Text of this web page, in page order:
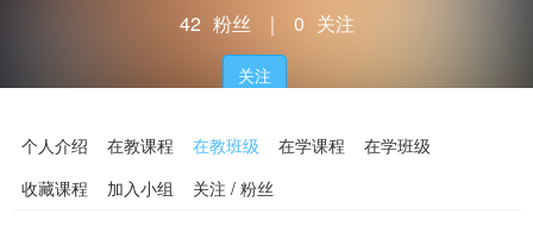
42 粉丝 ｜ 0 关注
关注
个人介绍 在教课程 在教班级 在学课程
在学班级
收藏课程
加入小组 关注 / 粉丝